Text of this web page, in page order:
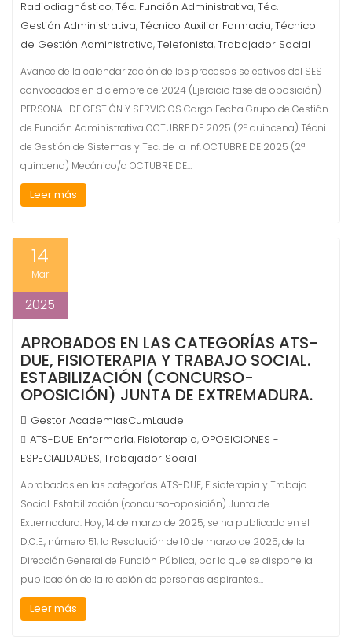
Radiodiagnóstico,Téc. Función Administrativa,Téc.
Gestión Administrativa,Técnico Auxiliar Farmacia,Técnico
de Gestión Administrativa,Telefonista,Trabajador Social
Avance de la calendarización de los procesos selectivos del SES
convocados en diciembre de 2024 (Ejercicio fase de oposición)
PERSONAL DE GESTIÓN Y SERVICIOS Cargo Fecha Grupo de Gestión
de Función Administrativa OCTUBRE DE 2025 (2ª quincena) Técni.
de Gestión de Sistemas y Tec. de la Inf. OCTUBRE DE 2025 (2ª
quincena) Mecánico/a OCTUBRE DE…
Leer más
14
Mar
2025
APROBADOS EN LAS CATEGORÍAS ATS-
DUE, FISIOTERAPIA Y TRABAJO SOCIAL.
ESTABILIZACIÓN (CONCURSO-
OPOSICIÓN) JUNTA DE EXTREMADURA.
Gestor AcademiasCumLaude
ATS-DUE Enfermería, Fisioterapia, OPOSICIONES -
ESPECIALIDADES,Trabajador Social
Aprobados en las categorías ATS-DUE, Fisioterapia y Trabajo
Social. Estabilización (concurso-oposición) Junta de
Extremadura. Hoy, 14 de marzo de 2025, se ha publicado en el
D.O.E., número 51, la Resolución de 10 de marzo de 2025, de la
Dirección General de Función Pública, por la que se dispone la
publicación de la relación de personas aspirantes…
Leer más